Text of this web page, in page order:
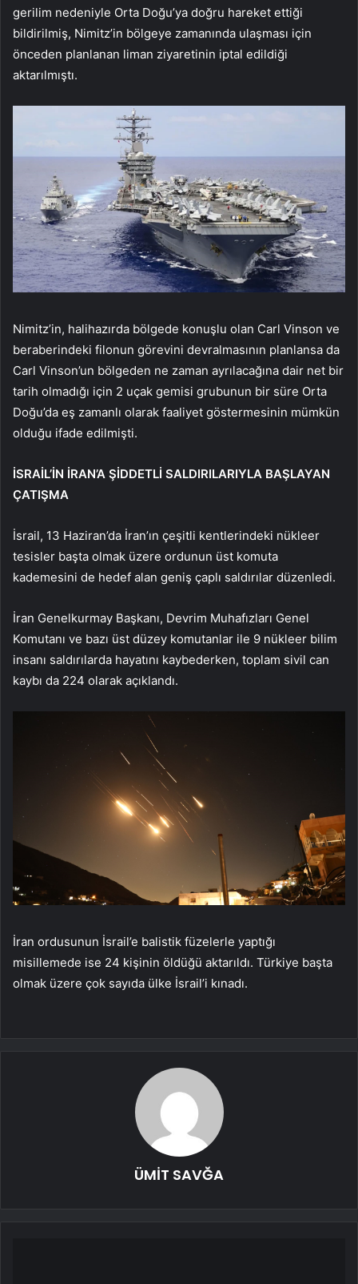
gerilim nedeniyle Orta Doğu’ya doğru hareket ettiği
bildirilmiş, Nimitz’in bölgeye zamanında ulaşması için
önceden planlanan liman ziyaretinin iptal edildiği
aktarılmıştı.
Nimitz’in, halihazırda bölgede konuşlu olan Carl Vinson ve
beraberindeki filonun görevini devralmasının planlansa da
Carl Vinson’un bölgeden ne zaman ayrılacağına dair net bir
tarih olmadığı için 2 uçak gemisi grubunun bir süre Orta
Doğu’da eş zamanlı olarak faaliyet göstermesinin mümkün
olduğu ifade edilmişti.
İSRAİL’İN İRAN’A ŞİDDETLİ SALDIRILARIYLA BAŞLAYAN
ÇATIŞMA
İsrail, 13 Haziran’da İran’ın çeşitli kentlerindeki nükleer
tesisler başta olmak üzere ordunun üst komuta
kademesini de hedef alan geniş çaplı saldırılar düzenledi.
İran Genelkurmay Başkanı, Devrim Muhafızları Genel
Komutanı ve bazı üst düzey komutanlar ile 9 nükleer bilim
insanı saldırılarda hayatını kaybederken, toplam sivil can
kaybı da 224 olarak açıklandı.
İran ordusunun İsrail’e balistik füzelerle yaptığı
misillemede ise 24 kişinin öldüğü aktarıldı. Türkiye başta
olmak üzere çok sayıda ülke İsrail’i kınadı.
ÜMİT SAVĞA